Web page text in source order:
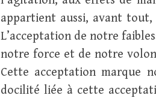
appartient aussi, avant
L’acceptation de notre
notre force et de notre
Cette acceptation marque
docilité liée à cette